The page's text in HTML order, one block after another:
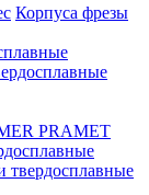
Корпуса фрезы
PRAMET
твердосплавные